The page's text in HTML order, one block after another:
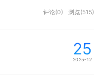
评论(0) 浏览(515)
25
2025-12